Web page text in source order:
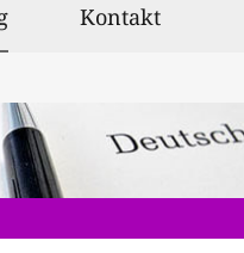
ausgewählt
Kontakt